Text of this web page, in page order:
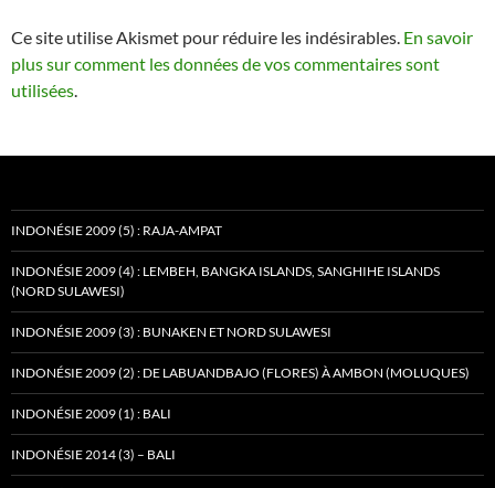
Ce site utilise Akismet pour réduire les indésirables. En savoir
plus sur comment les données de vos commentaires sont
utilisées.
INDONÉSIE 2009 (5) : RAJA-AMPAT
INDONÉSIE 2009 (4) : LEMBEH, BANGKA ISLANDS, SANGHIHE ISLANDS
(NORD SULAWESI)
INDONÉSIE 2009 (3) : BUNAKEN ET NORD SULAWESI
INDONÉSIE 2009 (2) : DE LABUANDBAJO (FLORES) À AMBON (MOLUQUES)
INDONÉSIE 2009 (1) : BALI
INDONÉSIE 2014 (3) – BALI